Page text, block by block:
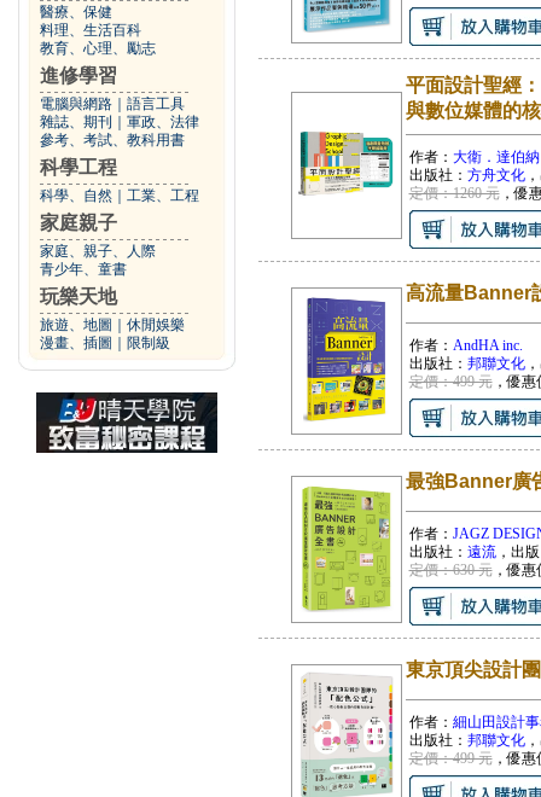
醫療、保健
料理、生活百科
教育、心理、勵志
進修學習
電腦與網路
語言工具
雜誌、期刊
軍政、法律
參考、考試、教科用書
科學工程
科學、自然 工業、工程
家庭親子
家庭、親子、人際
青少年、童書
玩樂天地
旅遊、地圖
休閒娛樂
漫畫、插圖
限制級
平面設計聖經
與數位媒體的
作者： 大衛．達伯
出版社： 方舟文化
定價：1260 元，優
高流量Banner
作者： AndHA inc.
出版社： 邦聯文化
定價：499 元，優惠
最強Banner廣
作者： JAGZ
出版社： 遠流，出
定價：630 元，優惠
東京頂尖設計
作者： 細山田設計
出版社： 邦聯文化
定價：499 元，優惠